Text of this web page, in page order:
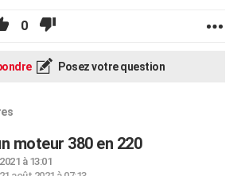
0
Posez votre question
moteur 380 en 220
à 13:01